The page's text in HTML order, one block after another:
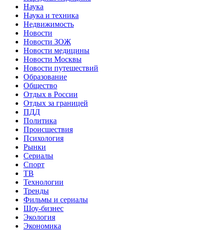
Наука
Наука и техника
Недвижимость
Новости
Новости ЗОЖ
Новости медицины
Новости Москвы
Новости путешествий
Образование
Общество
Отдых в России
Отдых за границей
ПДД
Политика
Происшествия
Психология
Рынки
Сериалы
Спорт
ТВ
Технологии
Тренды
Фильмы и сериалы
Шоу-бизнес
Экология
Экономика